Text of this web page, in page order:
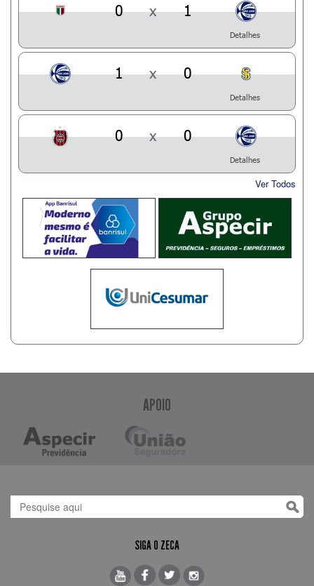
0 x 1
Detalhes
1 x 0
Detalhes
0 x 0
Detalhes
Ver Todos
APOIO
SIGA O ZECA